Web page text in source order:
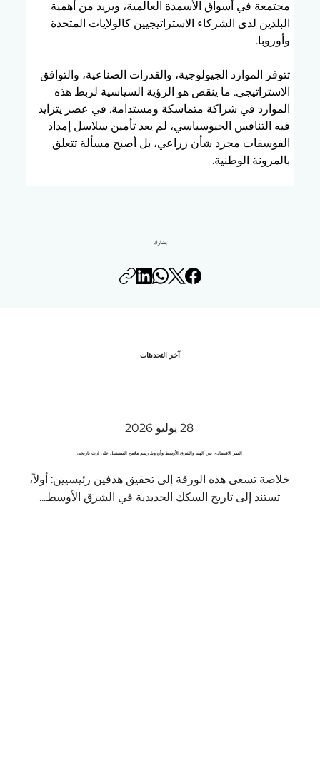
وأوروبا.
بالمرونة الوطنية.
يشارك
آخر التحديثات
28 يوليو 2026
الممر الاقتصادي بين الهند والشرق الأوسط وأوروبا: رسم ملامح المستقبل على إرث تاريخي
خلاصة تسعى هذه الورقة إلى تحقيق هدفين رئيسيين: أولاً،
تستند إلى تاريخ السكك الحديدية في الشرق الأوسط...